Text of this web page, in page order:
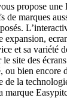
propose une
de marques
expansion,
et sa variété
site des
ou bien encore
de la
marque